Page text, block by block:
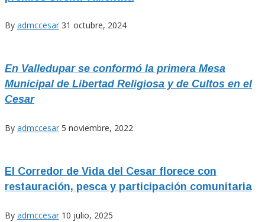
By admccesar 31 octubre, 2024
En Valledupar se conformó la primera Mesa
Municipal de Libertad Religiosa y de Cultos en el
Cesar
By admccesar 5 noviembre, 2022
El Corredor de Vida del Cesar florece con
restauración, pesca y participación comunitaria
By admccesar 10 julio, 2025